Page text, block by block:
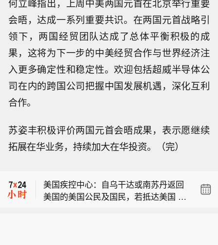
何立峰指出，上周中美两国元首在北京举行重要
会晤，达成一系列重要共识。在两国元首战略引
领下，两国经贸团队达成了总体平衡积极的成
果，这将为下一步的中美经贸合作与世界经济注
入更多确定性和稳定性。欢迎包括超威半导体公
司在内的跨国公司把握中国发展机遇，深化互利
合作。
苏姿丰积极评价两国元首会晤成果，表示愿继续
拓展在华业务，持续加大在华投资。（完）
局长，确认菲兰（Phelan）担任经济顾
问委员会主席。
美国疾控中心：自乌干达或南苏丹返回
美国的美国公民及国民，若抵达美国 21